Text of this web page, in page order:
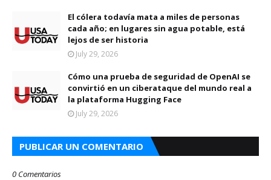
El cólera todavía mata a miles de personas
cada año; en lugares sin agua potable, está
lejos de ser historia
July 29, 2026
Cómo una prueba de seguridad de OpenAI se
convirtió en un ciberataque del mundo real a
la plataforma Hugging Face
July 29, 2026
PUBLICAR UN COMENTARIO
0 Comentarios